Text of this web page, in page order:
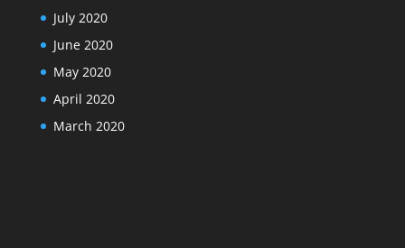
July 2020
June 2020
May 2020
April 2020
March 2020